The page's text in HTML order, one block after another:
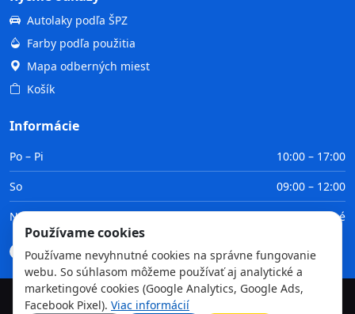
Autolaky podľa ŠPZ
Farby podľa použitia
Mapa odberných miest
Košík
Informácie
Po – Pi
10:00 – 17:00
So
09:00 – 12:00
Ne
Zatvorené
Doprava Platba Obchodné podmienky GDPR
©2026TvojaFarba.sk • Všetky práva vyhradené
Používame cookies
Používame nevyhnutné cookies na správne fungovanie
webu. So súhlasom môžeme používať aj analytické a
marketingové cookies (Google Analytics, Google Ads,
Facebook Pixel). Viac informácií